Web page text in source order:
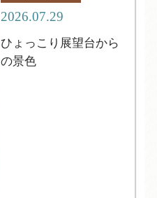
2026.07.29
ひょっこり展望台から
の景色